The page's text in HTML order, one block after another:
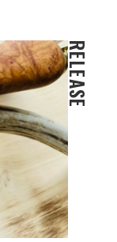
RELEASE